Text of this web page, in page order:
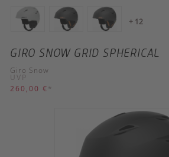
+ 12
GIRO SNOW GRID SPHERICAL
Giro Snow
UVP
260,00 € *